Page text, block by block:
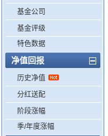
基金公司
基金评级
特色数据
净值回报
历史净值
分红送配
阶段涨幅
季/年度涨幅